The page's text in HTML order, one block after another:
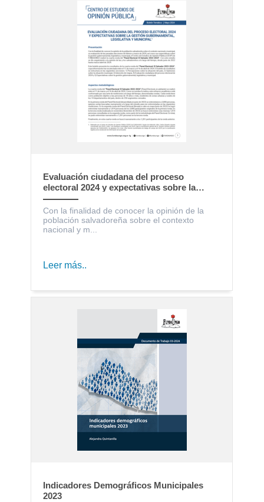
Evaluación ciudadana del proceso
electoral 2024 y expectativas sobre la
gestión gubernamental, legislativa y
municipal
Con la finalidad de conocer la opinión de la
población salvadoreña sobre el contexto
nacional y m...
Leer más..
Indicadores Demográficos Municipales
2023